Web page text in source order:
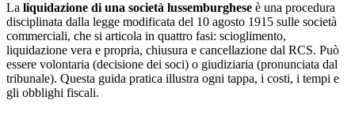
La liquidazione di una società lussemburghese è una procedura
disciplinata dalla legge modificata del 10 agosto 1915 sulle società
commerciali, che si articola in quattro fasi: scioglimento,
liquidazione vera e propria, chiusura e cancellazione dal RCS. Può
essere volontaria (decisione dei soci) o giudiziaria (pronunciata dal
tribunale). Questa guida pratica illustra ogni tappa, i costi, i tempi e
gli obblighi fiscali.